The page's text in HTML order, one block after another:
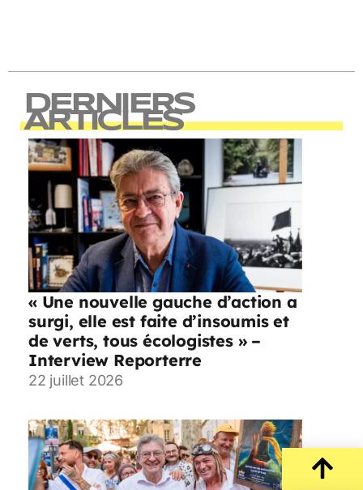
DERNIERS
ARTICLES
« Une nouvelle gauche d’action a
surgi, elle est faite d’insoumis et
de verts, tous écologistes » –
Interview Reporterre
22 juillet 2026